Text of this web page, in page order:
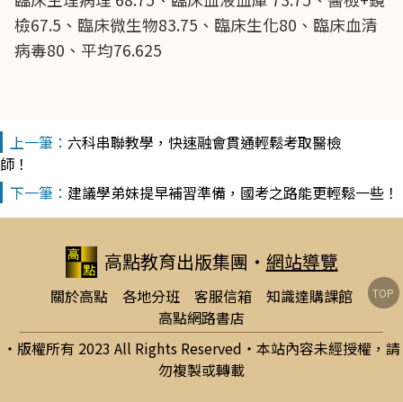
檢67.5、臨床微生物83.75、臨床生化80、臨床血清
病毒80、平均76.625
六科串聯教學，快速融會貫通輕鬆考取醫檢
師！
建議學弟妹提早補習準備，國考之路能更輕鬆一些！
高點教育出版集團 ‧ 網站導覽
關於高點 各地分班 客服信箱
知識達購課館
高點網路書店
‧版權所有 2023 All Rights Reserved‧本站內容未經授權，請
勿複製或轉載
TOP